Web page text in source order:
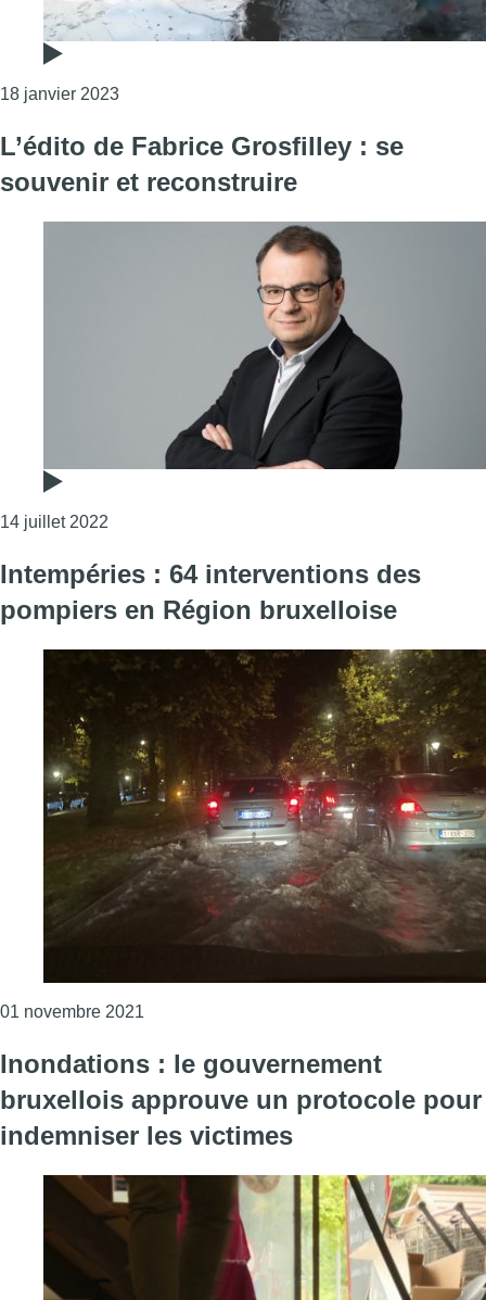
18 janvier 2023Consulter l'article "Grâce à un aménagement
L’édito de Fabrice Grosfilley : se
souvenir et reconstruire
14 juillet 2022
Intempéries : 64 interventions des
pompiers en Région bruxelloise
01 novembre 2021
Inondations : le gouvernement
bruxellois approuve un protocole pour
indemniser les victimes